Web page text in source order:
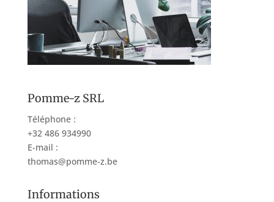
Pomme-z SRL
Téléphone :
+32 486 934990
E-mail :
thomas@pomme-z.be
Informations